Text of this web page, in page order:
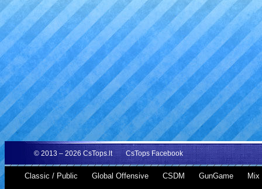
© 2013 – 2026 CsTops.lt CsTops Facebook
Classic / Public Global Offensive CSDM GunGame Mix